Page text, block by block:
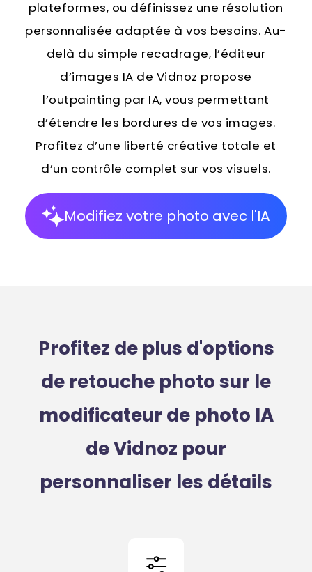
plateformes, ou définissez une résolution
personnalisée adaptée à vos besoins. Au-
delà du simple recadrage, l’éditeur
d’images IA de Vidnoz propose
l’outpainting par IA, vous permettant
d’étendre les bordures de vos images.
Profitez d’une liberté créative totale et
d’un contrôle complet sur vos visuels.
Modifiez votre photo avec l'IA
Profitez de plus d'options
de retouche photo sur le
modificateur de photo IA
de Vidnoz pour
personnaliser les détails